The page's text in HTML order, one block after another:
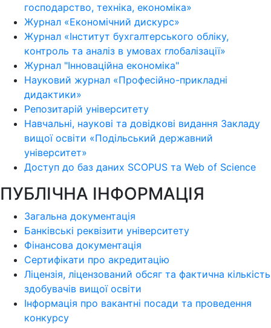
господарство, техніка, економіка»
Журнал «Економічний дискурс»
Журнал «Інститут бухгалтерського обліку,
контроль та аналіз в умовах глобалізації»
Журнал "Інноваційна економіка"
Науковий журнал «Професійно-прикладні
дидактики»
Репозитарій університету
Навчальні, наукові та довідкові видання Закладу
вищої освіти «Подільський державний
університет»
Доступ до баз даних SCOPUS та Web of Science
ПУБЛІЧНА ІНФОРМАЦІЯ
Загальна документація
Банківські реквізити університету
Фінансова документація
Сертифікати про акредитацію
Ліцензія, ліцензований обсяг та фактична кількість
здобувачів вищої освіти
Інформація про вакантні посади та проведення
конкурсу